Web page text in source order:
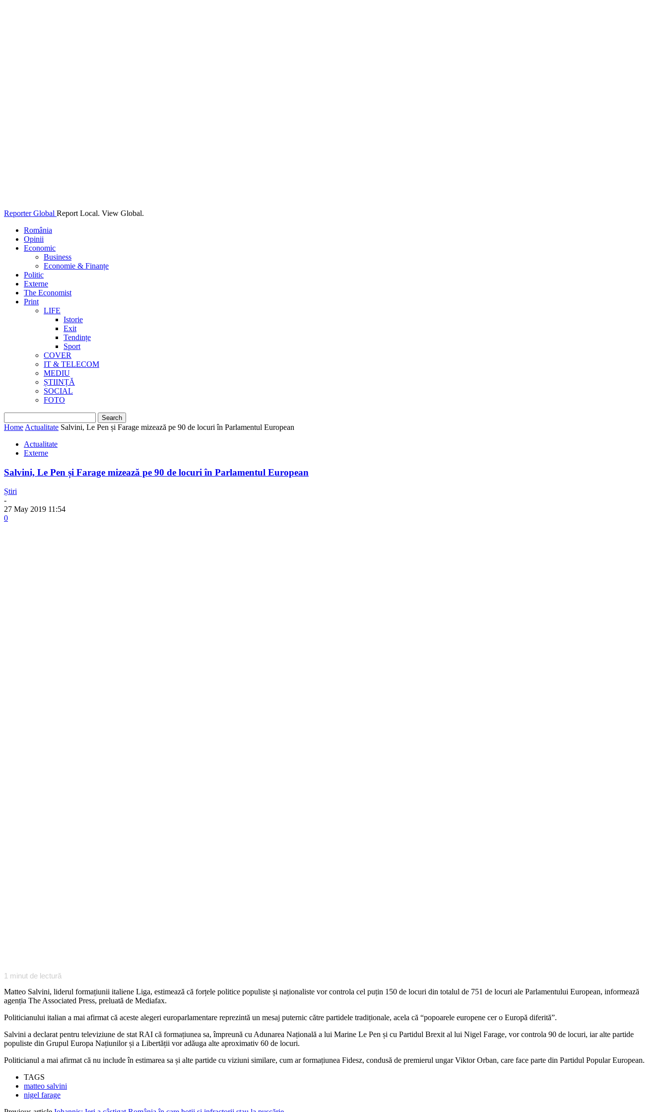
Reporter Global Report Local. View Global.
România
Opinii
Economic
Business
Economie & Finanțe
Politic
Externe
The Economist
Print
LIFE
Istorie
Exit
Tendințe
Sport
COVER
IT & TELECOM
MEDIU
ȘTIINȚĂ
SOCIAL
FOTO
Home Actualitate Salvini, Le Pen și Farage mizează pe 90 de locuri în Parlamentul European
Actualitate
Externe
Salvini, Le Pen și Farage mizează pe 90 de locuri în Parlamentul European
Știri
-
27 May 2019 11:54
0
1 minut de lectură
Matteo Salvini, liderul formațiunii italiene Liga, estimează că forțele politice populiste și naționaliste vor controla cel puțin 150 de locuri din totalul de 751 de locuri ale Parlamentului European, informează
agenția The Associated Press, preluată de Mediafax.
Politicianului italian a mai afirmat că aceste alegeri europarlamentare reprezintă un mesaj puternic către partidele tradiționale, acela că “popoarele europene cer o Europă diferită”.
Salvini a declarat pentru televiziune de stat RAI că formațiunea sa, împreună cu Adunarea Națională a lui Marine Le Pen și cu Partidul Brexit al lui Nigel Farage, vor controla 90 de locuri, iar alte partide
populiste din Grupul Europa Națiunilor și a Libertății vor adăuga alte aproximativ 60 de locuri.
Politicianul a mai afirmat că nu include în estimarea sa și alte partide cu viziuni similare, cum ar formațiunea Fidesz, condusă de premierul ungar Viktor Orban, care face parte din Partidul Popular European.
TAGS
matteo salvini
nigel farage